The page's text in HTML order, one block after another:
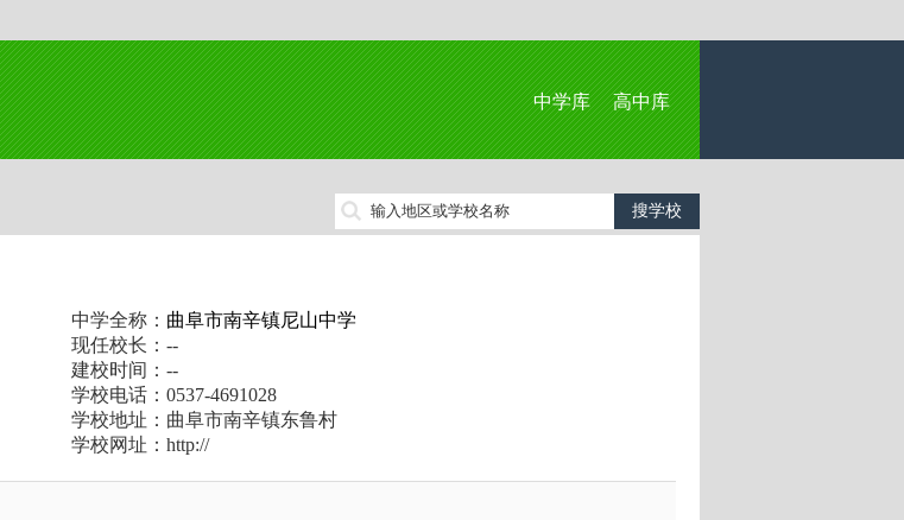
中学库 高中库
中学全称： 曲阜市南辛镇尼山中学
现任校长：--
建校时间：--
学校电话：0537-4691028
学校地址：曲阜市南辛镇东鲁村
学校网址：http://